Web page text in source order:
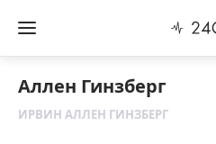
Аллен Гинзберг
ИРВИН АЛЛЕН ГИНЗБЕРГ